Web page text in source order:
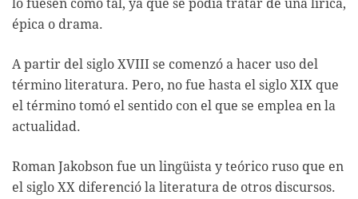
lo fuesen como tal, ya que se podía tratar de una lírica,
épica o drama.
A partir del siglo XVIII se comenzó a hacer uso del
término literatura. Pero, no fue hasta el siglo XIX que
el término tomó el sentido con el que se emplea en la
actualidad.
Roman Jakobson fue un lingüista y teórico ruso que en
el siglo XX diferenció la literatura de otros discursos.